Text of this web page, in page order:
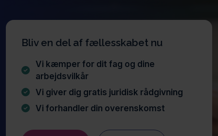
Bliv en del af fællesskabet nu
Vi kæmper for dit fag og dine
arbejdsvilkår
Vi giver dig gratis juridisk rådgivning
Vi forhandler din overenskomst